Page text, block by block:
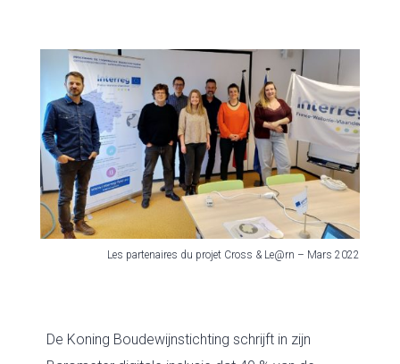
Les partenaires du projet Cross & Le@rn – Mars 2022
De Koning Boudewijnstichting schrijft in zijn